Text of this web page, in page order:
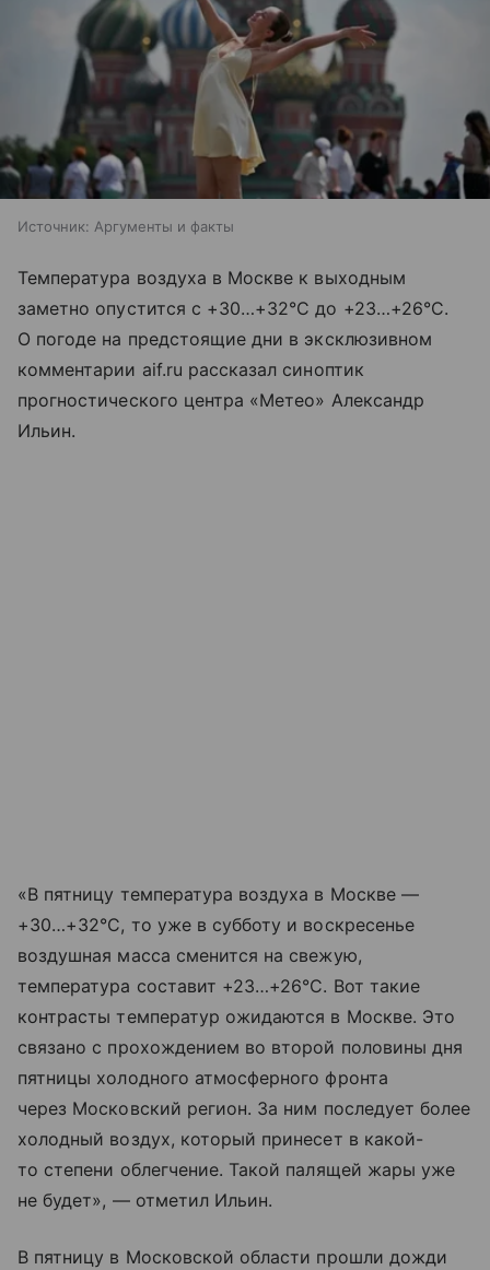
Источник: Аргументы и факты
Температура воздуха в Москве к выходным
заметно опустится с +30…+32°С до +23…+26°С.
О погоде на предстоящие дни в эксклюзивном
комментарии aif.ru рассказал синоптик
прогностического центра «Метео» Александр
Ильин.
«В пятницу температура воздуха в Москве —
+30…+32°С, то уже в субботу и воскресенье
воздушная масса сменится на свежую,
температура составит +23…+26°С. Вот такие
контрасты температур ожидаются в Москве. Это
связано с прохождением во второй половины дня
пятницы холодного атмосферного фронта
через Московский регион. За ним последует более
холодный воздух, который принесет в какой-
то степени облегчение. Такой палящей жары уже
не будет», — отметил Ильин.
В пятницу в Московской области прошли дожди